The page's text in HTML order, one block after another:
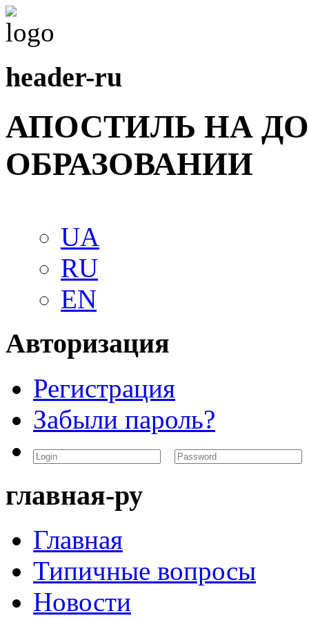
header-ru
АПОСТИЛЬ НА
ОБРАЗОВАНИИ
UA
RU
EN
Авторизация
Регистрация
Забыли пароль?
главная-ру
Главная
Типичные вопросы
Новости